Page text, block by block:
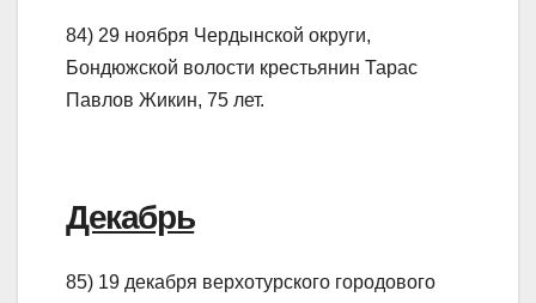
84) 29 ноября Чердынской округи,
Бондюжской волости крестьянин Тарас
Павлов Жикин, 75 лет.
Декабрь
85) 19 декабря верхотурского городового